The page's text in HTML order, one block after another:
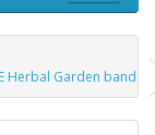
Herbal Garden band